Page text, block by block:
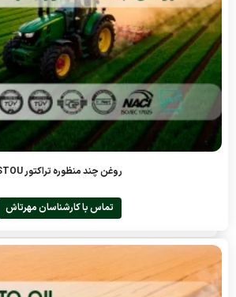
روغن چند منظوره تراکتور STOU
تماس با کارشناسان مهرتاش